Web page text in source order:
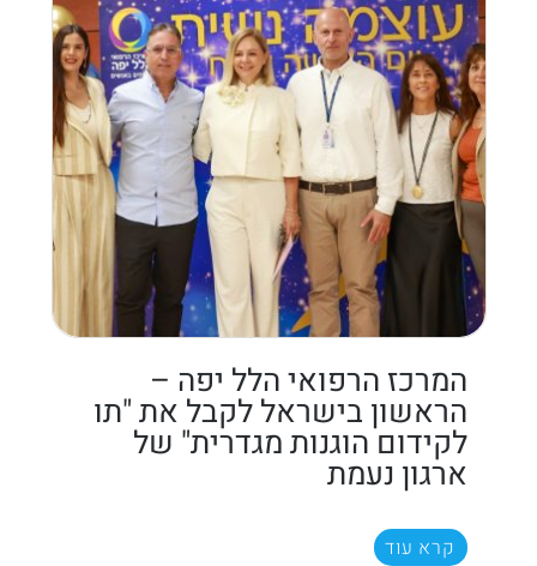
המרכז הרפואי הלל יפה –
הראשון בישראל לקבל את "תו
לקידום הוגנות מגדרית" של
ארגון נעמת
קרא עוד